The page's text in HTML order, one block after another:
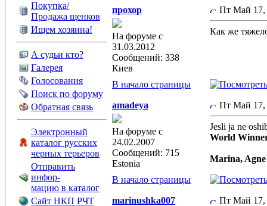
Покупка/
Продажа щенков
Ищем хозяина!
А судьи кто?
Галерея
Голосования
Поиск по форуму
Обратная связь
Электронный
каталог русских
черных терьеров
Отправить
инфор-
мацию в каталог
Сайт НКП РЧТ
прохор
На форуме с
31.03.2012
Сообщений: 338
Киев
Пт Май
Как же
В начало страницы
amadeya
На форуме с
24.02.2007
Сообщений: 715
Estonia
Пт Май
Jesli ja ne
World
Marina,
В начало страницы
marinushka007 Пт Май